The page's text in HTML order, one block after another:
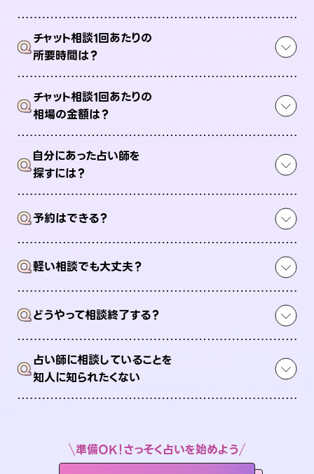
Qチャット相談1回あたりの
所要時間は？
Qチャット相談1回あたりの
相場の金額は？
Q自分にあった占い師を
探すには？
Q予約はできる？
Q軽い相談でも大丈夫？
Qどうやって相談終了する？
Q占い師に相談していることを
知人に知られたくない
準備OK！さっそく占いを始めよう